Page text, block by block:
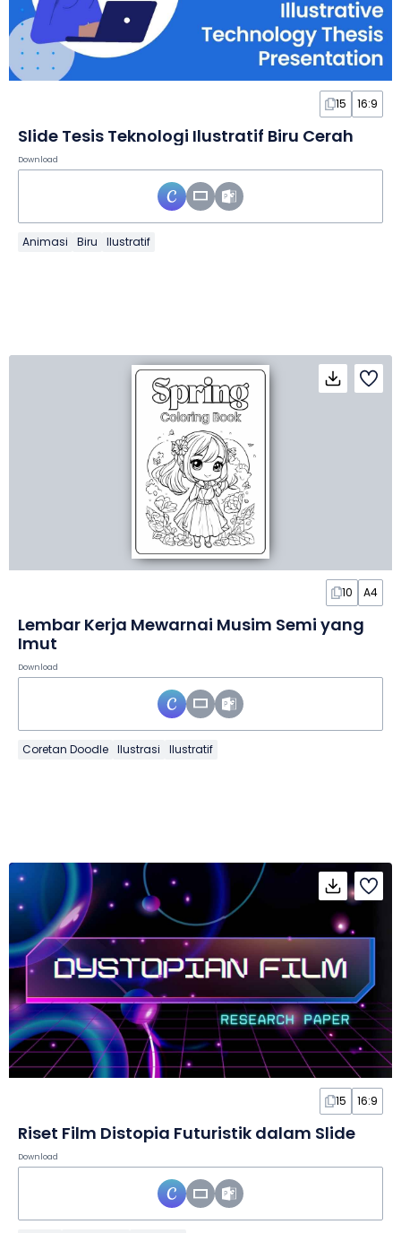
15 16:9
Slide Tesis Teknologi Ilustratif Biru Cerah
Download
Animasi Biru Ilustratif
10 A4
Lembar Kerja Mewarnai Musim Semi yang
Imut
Download
Coretan Doodle Ilustrasi Ilustratif
15 16:9
Riset Film Distopia Futuristik dalam Slide
Download